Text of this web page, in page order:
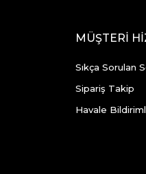
MÜŞTERİ
Sıkça Sorulan
Sipariş Takip
Havale